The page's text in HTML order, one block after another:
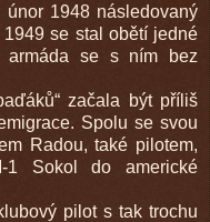
únor 1948 následovaný
se stal obětí jedné
armáda se s ním bez
začala být příliš
Spolu se svou
Radou, také pilotem,
1 Sokol do americké
pilot s tak trochu